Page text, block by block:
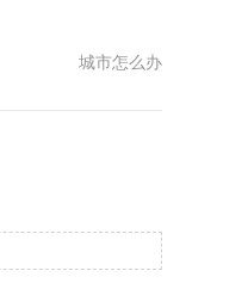
城市怎么办